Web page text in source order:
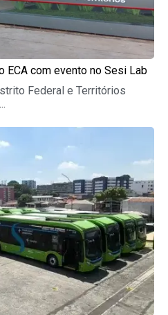
ECA com evento no Sesi Lab
Federal e Territórios